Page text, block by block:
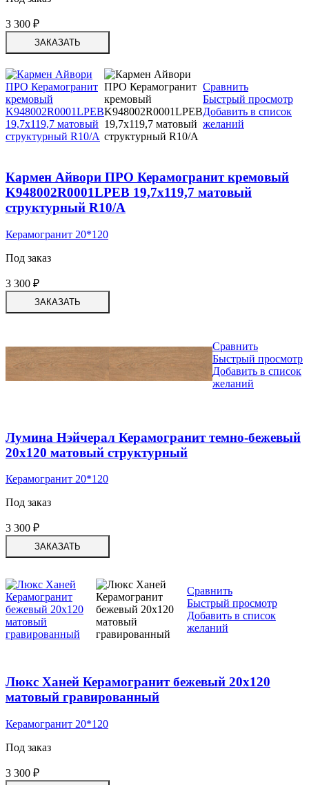
3 300 ₽
ЗАКАЗАТЬ
Сравнить
Быстрый просмотр
Добавить в список
желаний
Кармен Айвори ПРО Керамогранит кремовый
K948002R0001LPEB 19,7х119,7 матовый
структурный R10/A
Керамогранит 20*120
Под заказ
3 300 ₽
ЗАКАЗАТЬ
Сравнить
Быстрый просмотр
Добавить в список
желаний
Лумина Нэйчерал Керамогранит темно-бежевый
20х120 матовый структурный
Керамогранит 20*120
Под заказ
3 300 ₽
ЗАКАЗАТЬ
Сравнить
Быстрый просмотр
Добавить в список
желаний
Люкс Ханей Керамогранит бежевый 20х120
матовый гравированный
Керамогранит 20*120
Под заказ
3 300 ₽